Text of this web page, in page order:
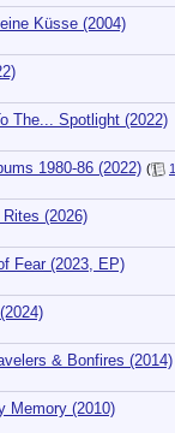
Küsse (2004)
The... Spotlight (2022)
1980-86 (2022) ( 1
(2026)
Fear (2023, EP)
& Bonfires (2014)
Memory (2010)